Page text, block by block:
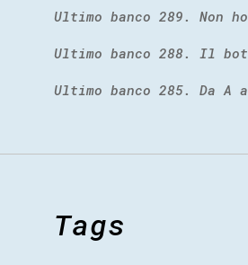
Ultimo banco 289. Non
Ultimo banco 288. Il
Ultimo banco 285. Da A
Tags